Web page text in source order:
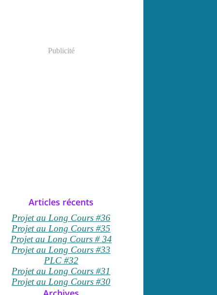
Publicité
Articles récents
Projet au Long Cours #36
Projet au Long Cours #35
Projet au Long Cours # 34
Projet au Long Cours #33
PLC #32
Projet au Long Cours #31
Projet au Long Cours #30